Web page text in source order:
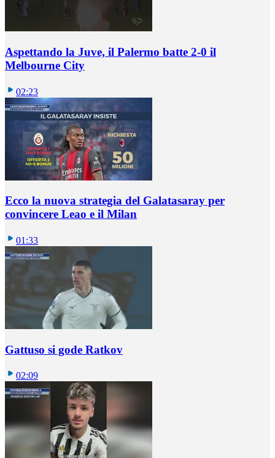
Aspettando la Juve, il Palermo batte 2-0 il
Melbourne City
02:23
Ecco la nuova strategia del Galatasaray per
convincere Leao e il Milan
01:33
Gattuso si gode Ratkov
02:09